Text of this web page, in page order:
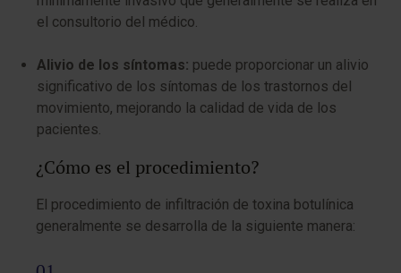
el consultorio del médico.
Alivio de los síntomas: puede proporcionar un alivio
significativo de los síntomas de los trastornos del
movimiento, mejorando la calidad de vida de los
pacientes.
¿Cómo es el procedimiento?
El procedimiento de infiltración de toxina botulínica
generalmente se desarrolla de la siguiente manera: